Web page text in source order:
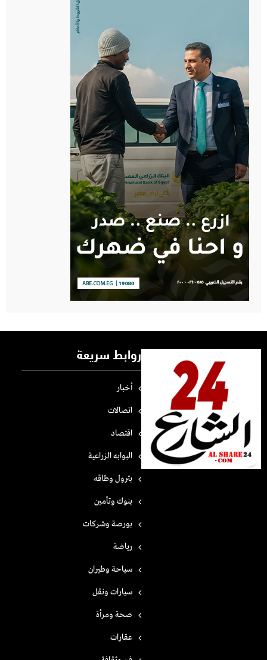
روابط سريعة
أخبار
اتصالات
اقتصاد
البوابه الزراعية
بترول وطاقه
بنوك وتأمين
بورصة وشركات
رياضة
سياحة وطيران
سيارات ونقل
صحة ومرأة
عقارات